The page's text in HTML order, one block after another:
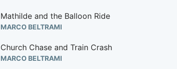
Mathilde and the Balloon Ride
MARCO BELTRAMI
Church Chase and Train Crash
MARCO BELTRAMI